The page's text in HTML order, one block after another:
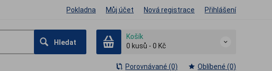
Pokladna Můj účet Nová registrace Přihlášení
Hledat
Košík
0 kusů - 0 Kč
Porovnávané (0) Oblíbené (0)